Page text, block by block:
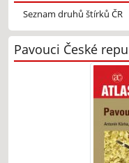
Seznam druhů štírků ČR
Pavouci České